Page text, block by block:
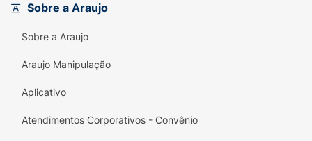
Sobre a Araujo
Sobre a Araujo
Araujo Manipulação
Aplicativo
Atendimentos Corporativos - Convênio